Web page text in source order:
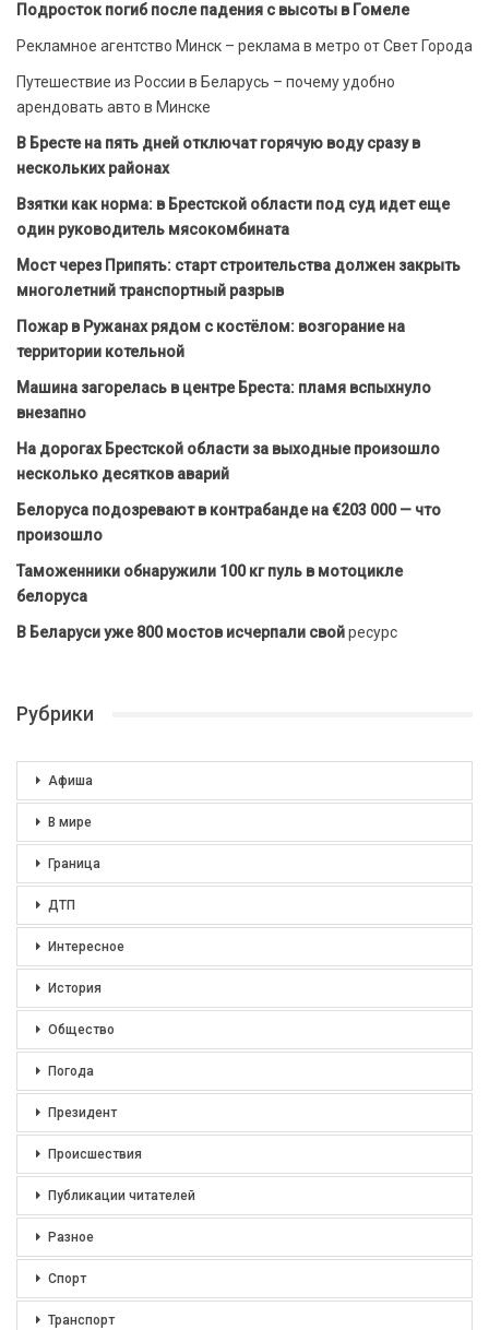
Подросток погиб после падения с высоты в Гомеле
Рекламное агентство Минск – реклама в метро от Свет Города
Путешествие из России в Беларусь – почему удобно
арендовать авто в Минске
В Бресте на пять дней отключат горячую воду сразу в
нескольких районах
Взятки как норма: в Брестской области под суд идет еще
один руководитель мясокомбината
Мост через Припять: старт строительства должен закрыть
многолетний транспортный разрыв
Пожар в Ружанах рядом с костёлом: возгорание на
территории котельной
Машина загорелась в центре Бреста: пламя вспыхнуло
внезапно
На дорогах Брестской области за выходные произошло
несколько десятков аварий
Белоруса подозревают в контрабанде на €203 000 — что
произошло
Таможенники обнаружили 100 кг пуль в мотоцикле
белоруса
В Беларуси уже 800 мостов исчерпали свойресурс
Рубрики
Афиша
В мире
Граница
ДТП
Интересное
История
Общество
Погода
Президент
Происшествия
Публикации читателей
Разное
Спорт
Транспорт